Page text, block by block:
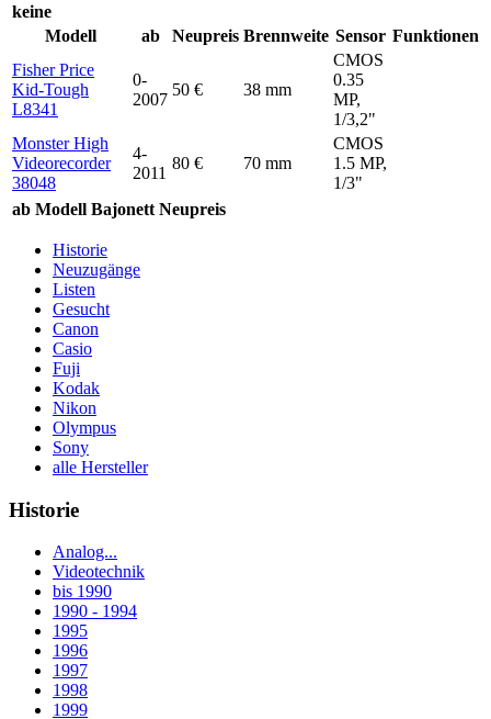
keine
Modell
ab Neupreis Brennweite Sensor Funktionen
Fisher Price
Kid-Tough
L8341
0-
2007
50 € 38 mm
CMOS
0.35
MP,
1/3,2"
Monster High
Videorecorder
38048
4-
2011
80 € 70 mm
CMOS
1.5 MP,
1/3"
ab Modell Bajonett Neupreis
Historie
Neuzugänge
Listen
Gesucht
Canon
Casio
Fuji
Kodak
Nikon
Olympus
Sony
alle Hersteller
Historie
Analog...
Videotechnik
bis 1990
1990 - 1994
1995
1996
1997
1998
1999